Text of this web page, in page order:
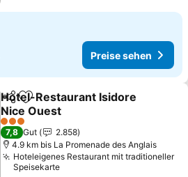
Preise sehen
TeilenZu Favoriten hinzufügen
Hotel-Restaurant Isidore
Nice Ouest
Preise sehen
3 Sterne
7,8 Gut
2.858
4.9 km bis La Promenade des Anglais
Hoteleigenes Restaurant mit traditioneller
Speisekarte